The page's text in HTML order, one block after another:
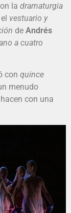
la dramaturgia
vestuario y
de Andrés
a cuatro
con quince
menudo
con una